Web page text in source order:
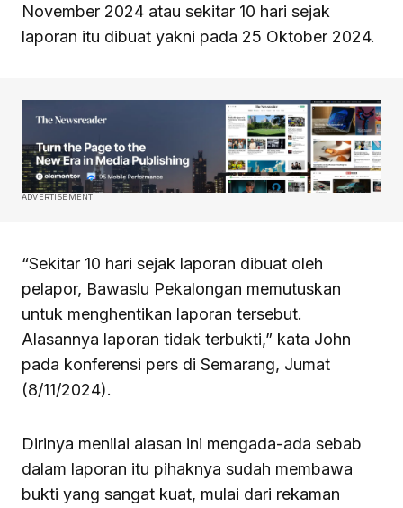
November 2024 atau sekitar 10 hari sejak
laporan itu dibuat yakni pada 25 Oktober 2024.
ADVERTISEMENT
“Sekitar 10 hari sejak laporan dibuat oleh
pelapor, Bawaslu Pekalongan memutuskan
untuk menghentikan laporan tersebut.
Alasannya laporan tidak terbukti,” kata John
pada konferensi pers di Semarang, Jumat
(8/11/2024).
Dirinya menilai alasan ini mengada-ada sebab
dalam laporan itu pihaknya sudah membawa
bukti yang sangat kuat, mulai dari rekaman